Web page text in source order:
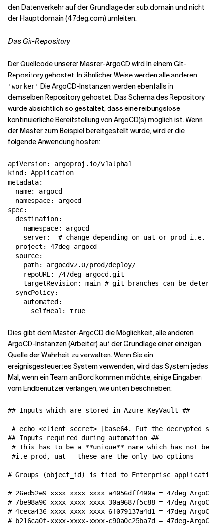
den Datenverkehr auf der Grundlage der sub.domain und nicht
der Hauptdomain (47deg.com) umleiten.
Das Git-Repository
Der Quellcode unserer Master-ArgoCD wird in einem Git-
Repository gehostet. In ähnlicher Weise werden alle anderen
'worker' Die ArgoCD-Instanzen werden ebenfalls in
demselben Repository gehostet. Das Schema des Repository
wurde absichtlich so gestaltet, dass eine reibungslose
kontinuierliche Bereitstellung von ArgoCD(s) möglich ist. Wenn
der Master zum Beispiel bereitgestellt wurde, wird er die
folgende Anwendung hosten:
apiVersion: argoproj.io/v1alpha1
kind: Application
metadata:
  name: argocd--
  namespace: argocd
spec:
  destination:
    namespace: argocd-
server:  # change depending on uat or prod i.e.
  project: 47deg-argocd--
  source:
    path: argocdv2.0/prod/deploy/
    repoURL: /47deg-argocd.git
targetRevision: main # git branches can be
  syncPolicy:
    automated:
Dies gibt dem Master-ArgoCD die Möglichkeit, alle anderen
ArgoCD-Instanzen (Arbeiter) auf der Grundlage einer einzigen
Quelle der Wahrheit zu verwalten. Wenn Sie ein
ereignisgesteuertes System verwenden, wird das System jedes
Mal, wenn ein Team an Bord kommen möchte, einige Eingaben
vom Endbenutzer verlangen, wie unten beschrieben:
## Inputs which are stored in Azure KeyVault ##
# echo <client_secret> |base64. Put the decrypted
## Inputs required during automation ##
# This has to be a **unique** name which has not
#i.e prod, uat - these are the only two options
# Groups (object_id) is tied to Enterprise
# 26ed52e9-xxxx-xxxx-xxxx-a4056dff490a = 47deg-ArgoCD-
# 7be98a90-xxxx-xxxx-xxxx-30a9687f5c88 = 47deg-
# 4ceca436-xxxx-xxxx-xxxx-6f079137a4d1 = 47deg-
# b216ca0f-xxxx-xxxx-xxxx-c90a0c25ba7d = 47deg-ArgoCD-